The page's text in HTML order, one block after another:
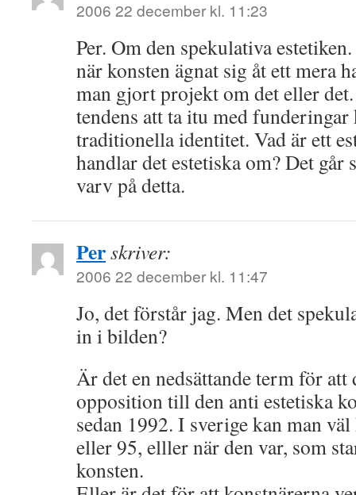
2006 22 december kl. 11:23
Per. Om den spekulativa
när konsten ägnat sig åt ett mera
man gjort projekt om det eller
tendens att ta itu med
traditionella identitet. Vad är ett
handlar det estetiska om? Det går
varv på detta.
Perskriver:
2006 22 december kl. 11:47
Jo, det förstår jag. Men det
in i bilden?
Är det en nedsättande term för att
opposition till den anti estetiska
sedan 1992. I sverige kan man
eller 95, elller när den var, som
konsten.